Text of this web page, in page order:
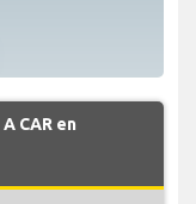
CAR en